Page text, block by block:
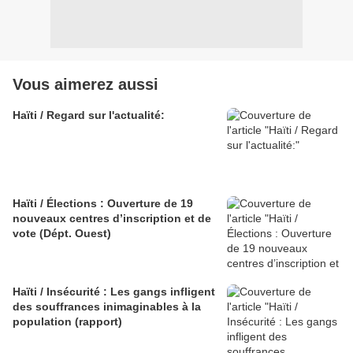
Vous aimerez aussi
Haïti / Regard sur l'actualité:
Haïti / Élections : Ouverture de 19
nouveaux centres d’inscription et de
vote (Dépt. Ouest)
Haïti / Insécurité : Les gangs infligent
des souffrances inimaginables à la
population (rapport)